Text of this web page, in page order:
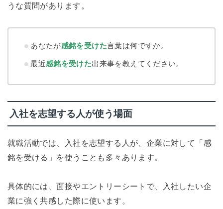
うな質問があります。
あなたが感銘を受けた言葉は何ですか。
最近感銘を受けた出来事を教えてください。
入社を志望する人が使う場面
就職活動では、入社を志望する人が、企業に対して「感
銘を受ける」を使うことも多々あります。
具体的には、面接やエントリーシートで、入社したい企
業に強く共感した際に使います。